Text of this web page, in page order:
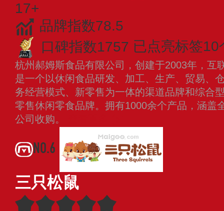
17+
品牌指数78.5
口碑指数1757 已点亮标签10
杭州郝姆斯食品有限公司，创建于2003年，互
是一个以休闲食品研发、加工、生产、贸易、
务经营模式、新零售为一体的渠道品牌和综合
零售休闲零食品牌。拥有1000余个产品，涵盖
公司收购。
NO.6
三只松鼠